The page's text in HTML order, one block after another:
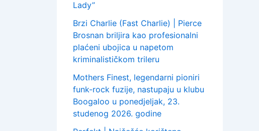
Lady”
Brzi Charlie (Fast Charlie) | Pierce
Brosnan briljira kao profesionalni
plaćeni ubojica u napetom
kriminalističkom trileru
Mothers Finest, legendarni pioniri
funk-rock fuzije, nastupaju u klubu
Boogaloo u ponedjeljak, 23.
studenog 2026. godine